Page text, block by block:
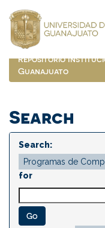
navigation
Repositorio
Guanajuato
Search
Search:
for